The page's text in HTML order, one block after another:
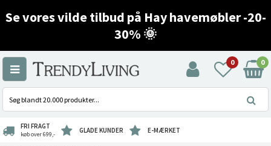
Se vores vilde tilbud på Hay havemøbler -20-
30% 🌞
0 0
FRI FRAGT
køb over 699,- GLADE KUNDER E-MÆRKET